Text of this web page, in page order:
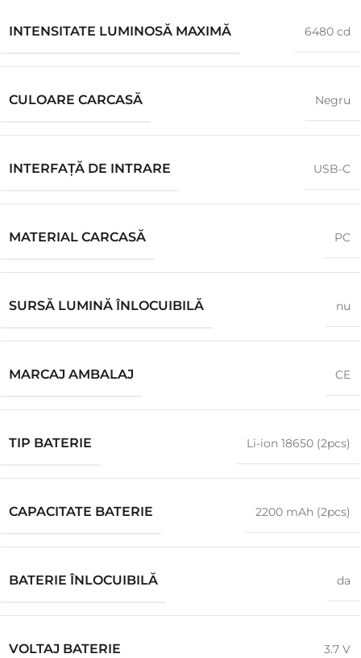
INTENSITATE LUMINOSĂ MAXIMĂ 6480 cd
CULOARE CARCASĂ Negru
INTERFAȚĂ DE INTRARE USB-C
MATERIAL CARCASĂ PC
SURSĂ LUMINĂ ÎNLOCUIBILĂ nu
MARCAJ AMBALAJ CE
TIP BATERIE Li-ion 18650 (2pcs)
CAPACITATE BATERIE 2200 mAh (2pcs)
BATERIE ÎNLOCUIBILĂ da
VOLTAJ BATERIE 3.7 V